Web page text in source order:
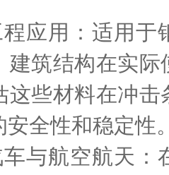
用：适用于
建筑结构在实
这些材料在冲
安全性和稳定性
航空航天：